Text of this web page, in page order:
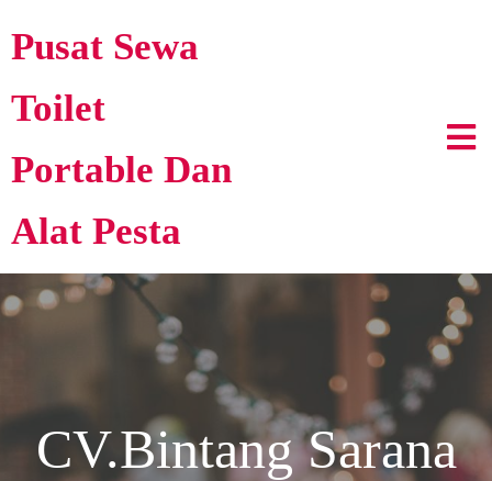
Pusat Sewa
Toilet
Portable Dan
Alat Pesta
CV.Bintang Sarana